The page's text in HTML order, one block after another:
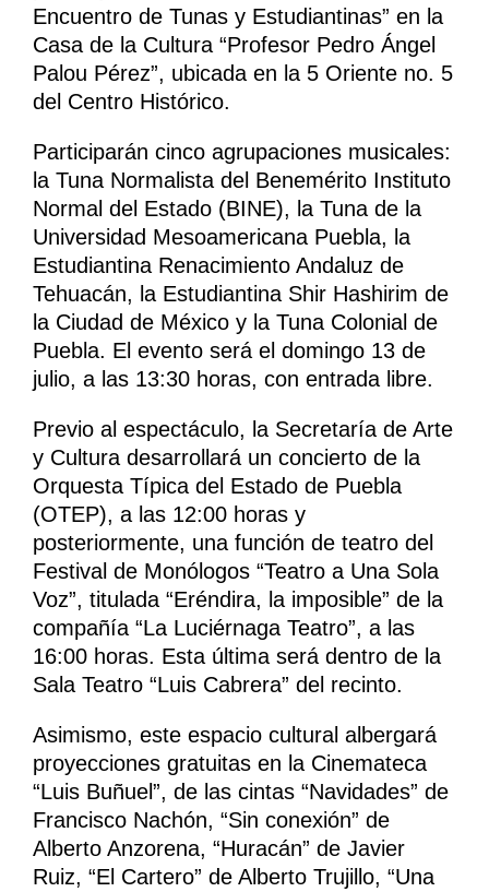
Encuentro de Tunas y Estudiantinas” en la
Casa de la Cultura “Profesor Pedro Ángel
Palou Pérez”, ubicada en la 5 Oriente no. 5
del Centro Histórico.
Participarán cinco agrupaciones musicales:
la Tuna Normalista del Benemérito Instituto
Normal del Estado (BINE), la Tuna de la
Universidad Mesoamericana Puebla, la
Estudiantina Renacimiento Andaluz de
Tehuacán, la Estudiantina Shir Hashirim de
la Ciudad de México y la Tuna Colonial de
Puebla. El evento será el domingo 13 de
julio, a las 13:30 horas, con entrada libre.
Previo al espectáculo, la Secretaría de Arte
y Cultura desarrollará un concierto de la
Orquesta Típica del Estado de Puebla
(OTEP), a las 12:00 horas y
posteriormente, una función de teatro del
Festival de Monólogos “Teatro a Una Sola
Voz”, titulada “Eréndira, la imposible” de la
compañía “La Luciérnaga Teatro”, a las
16:00 horas. Esta última será dentro de la
Sala Teatro “Luis Cabrera” del recinto.
Asimismo, este espacio cultural albergará
proyecciones gratuitas en la Cinemateca
“Luis Buñuel”, de las cintas “Navidades” de
Francisco Nachón, “Sin conexión” de
Alberto Anzorena, “Huracán” de Javier
Ruiz, “El Cartero” de Alberto Trujillo, “Una